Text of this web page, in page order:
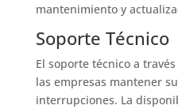
mantenimiento y
Soporte Técnico
El soporte técnico a
las empresas mantener
interrupciones. La